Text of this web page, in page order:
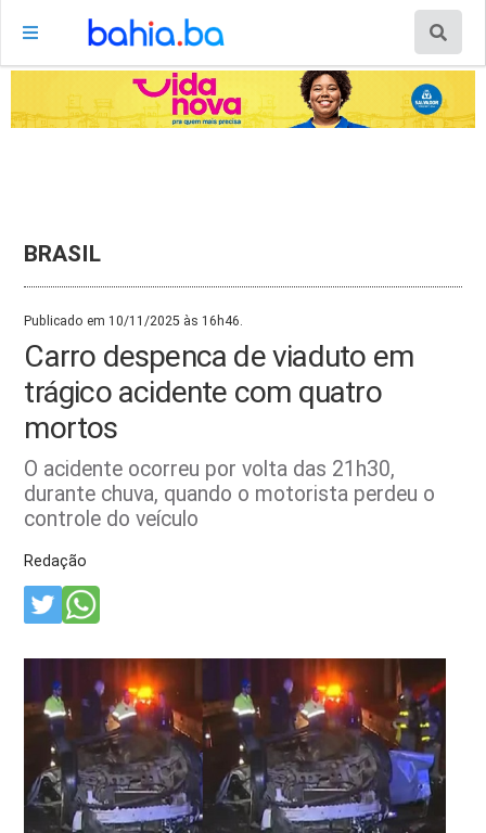
BRASIL
Publicado em 10/11/2025 às 16h46.
Carro despenca de viaduto em
trágico acidente com quatro
mortos
O acidente ocorreu por volta das 21h30,
durante chuva, quando o motorista perdeu o
controle do veículo
Redação